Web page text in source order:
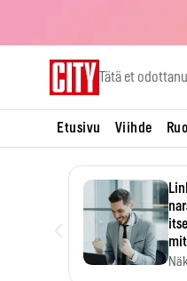
Tätä et
Etusivu Viihde